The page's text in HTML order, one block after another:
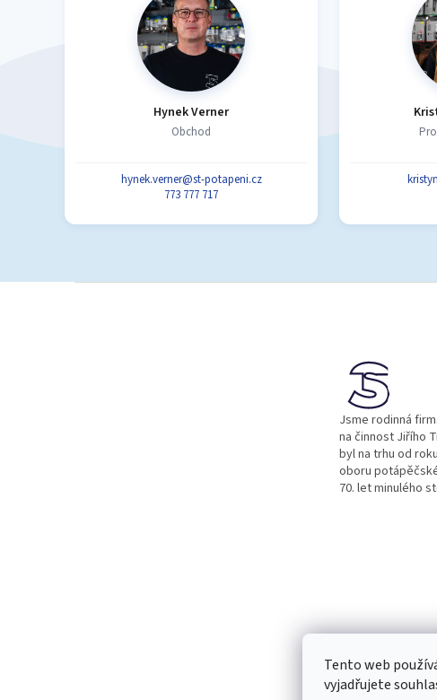
Tento web
vyjadřujete
Hynek Verner
Obchod
hynek.verner@st-potapeni.cz
773 777 717
Jsme rodinná
na činnost Jiřího
byl na trhu od
oboru
70. let minulého